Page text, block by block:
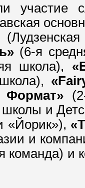
участие
(6-я
школа),
Формат»
и
«Йорик»),
и
команда) и